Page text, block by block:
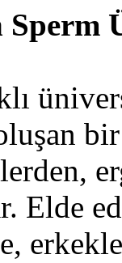
oluşan
Elde